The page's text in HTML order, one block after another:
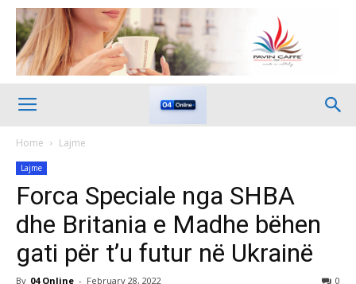
Home Lajme
Lajme
Forca Speciale nga SHBA
dhe Britania e Madhe bëhen
gati për t’u futur në Ukrainë
By 04 Online - February 28, 2022 0